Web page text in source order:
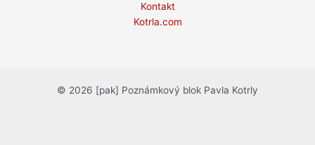
Kontakt
Kotrla.com
© 2026 [pak] Poznámkový blok Pavla Kotrly